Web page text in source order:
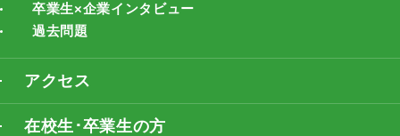
卒業生×企業インタビュー
過去問題
アクセス
在校生･卒業生の方